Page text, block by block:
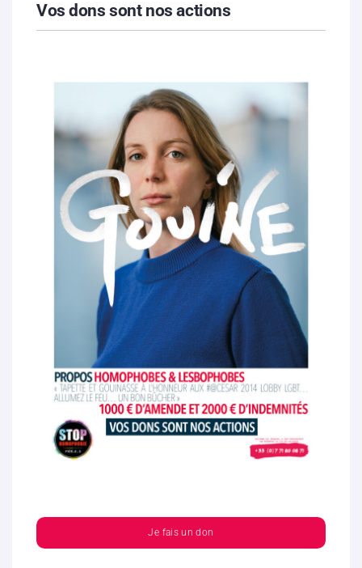
Vos dons sont nos actions
Je fais un don